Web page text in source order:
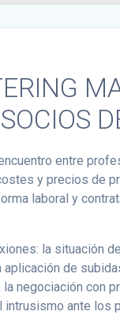
entre
y precios de
laboral y
la situación
de
negociación con
ante los